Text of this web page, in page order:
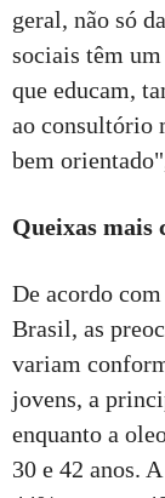
geral, não só
sociais têm
que educam,
ao consultório
bem
Queixas mais
De acordo
Brasil, as
variam
jovens, a
enquanto a
30 e 42 anos.